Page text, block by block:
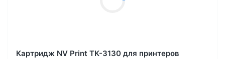
Картридж NV Print TK-3130 для принтеров